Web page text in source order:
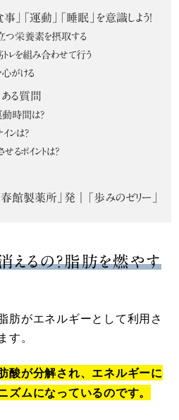
」「運動」「睡眠」を意識しよう！
つ栄養素を摂取する
レを組み合わせて行う
がける
る質問
時間は？
ンは？
るポイントは？
館製薬所」発｜「歩みのゼリー」
えるの？脂肪を燃やす
肪がエネルギーとして利用さ
。
酸が分解され、エネルギーに
ムになっているのです。